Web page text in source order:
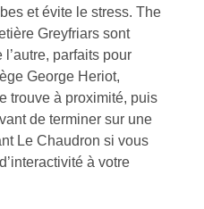
et évite le stress. The
Greyfriars sont
parfaits pour
George Heriot,
trouve à proximité, puis
de terminer sur une
Le Chaudron si vous
à votre